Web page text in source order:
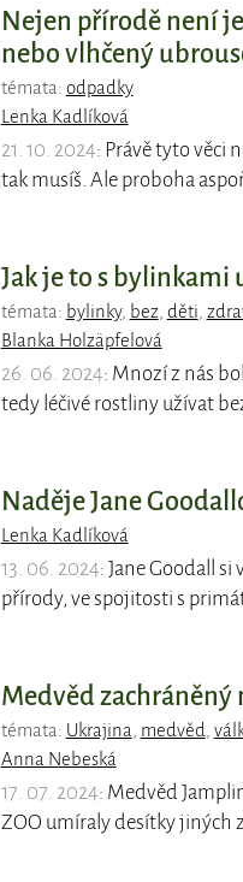
Nejen přírodě není
nebo vlhčený
témata: odpadky
Lenka Kadlíková
21. 10. 2024: Právě tyto věci
tak musíš. Ale proboha
Jak je to s bylinkami
témata: bylinky, bez, děti
Blanka Holzäpfelová
26. 06. 2024: Mnozí z nás
tedy léčivé rostliny užívat
Naděje Jane
Lenka Kadlíková
13. 06. 2024: Jane Goodall
přírody, ve spojitosti s
Medvěd zachráněný
témata: Ukrajina medvěd
Anna Nebeská
17. 07. 2024: Medvěd
ZOO umíraly desítky jiných